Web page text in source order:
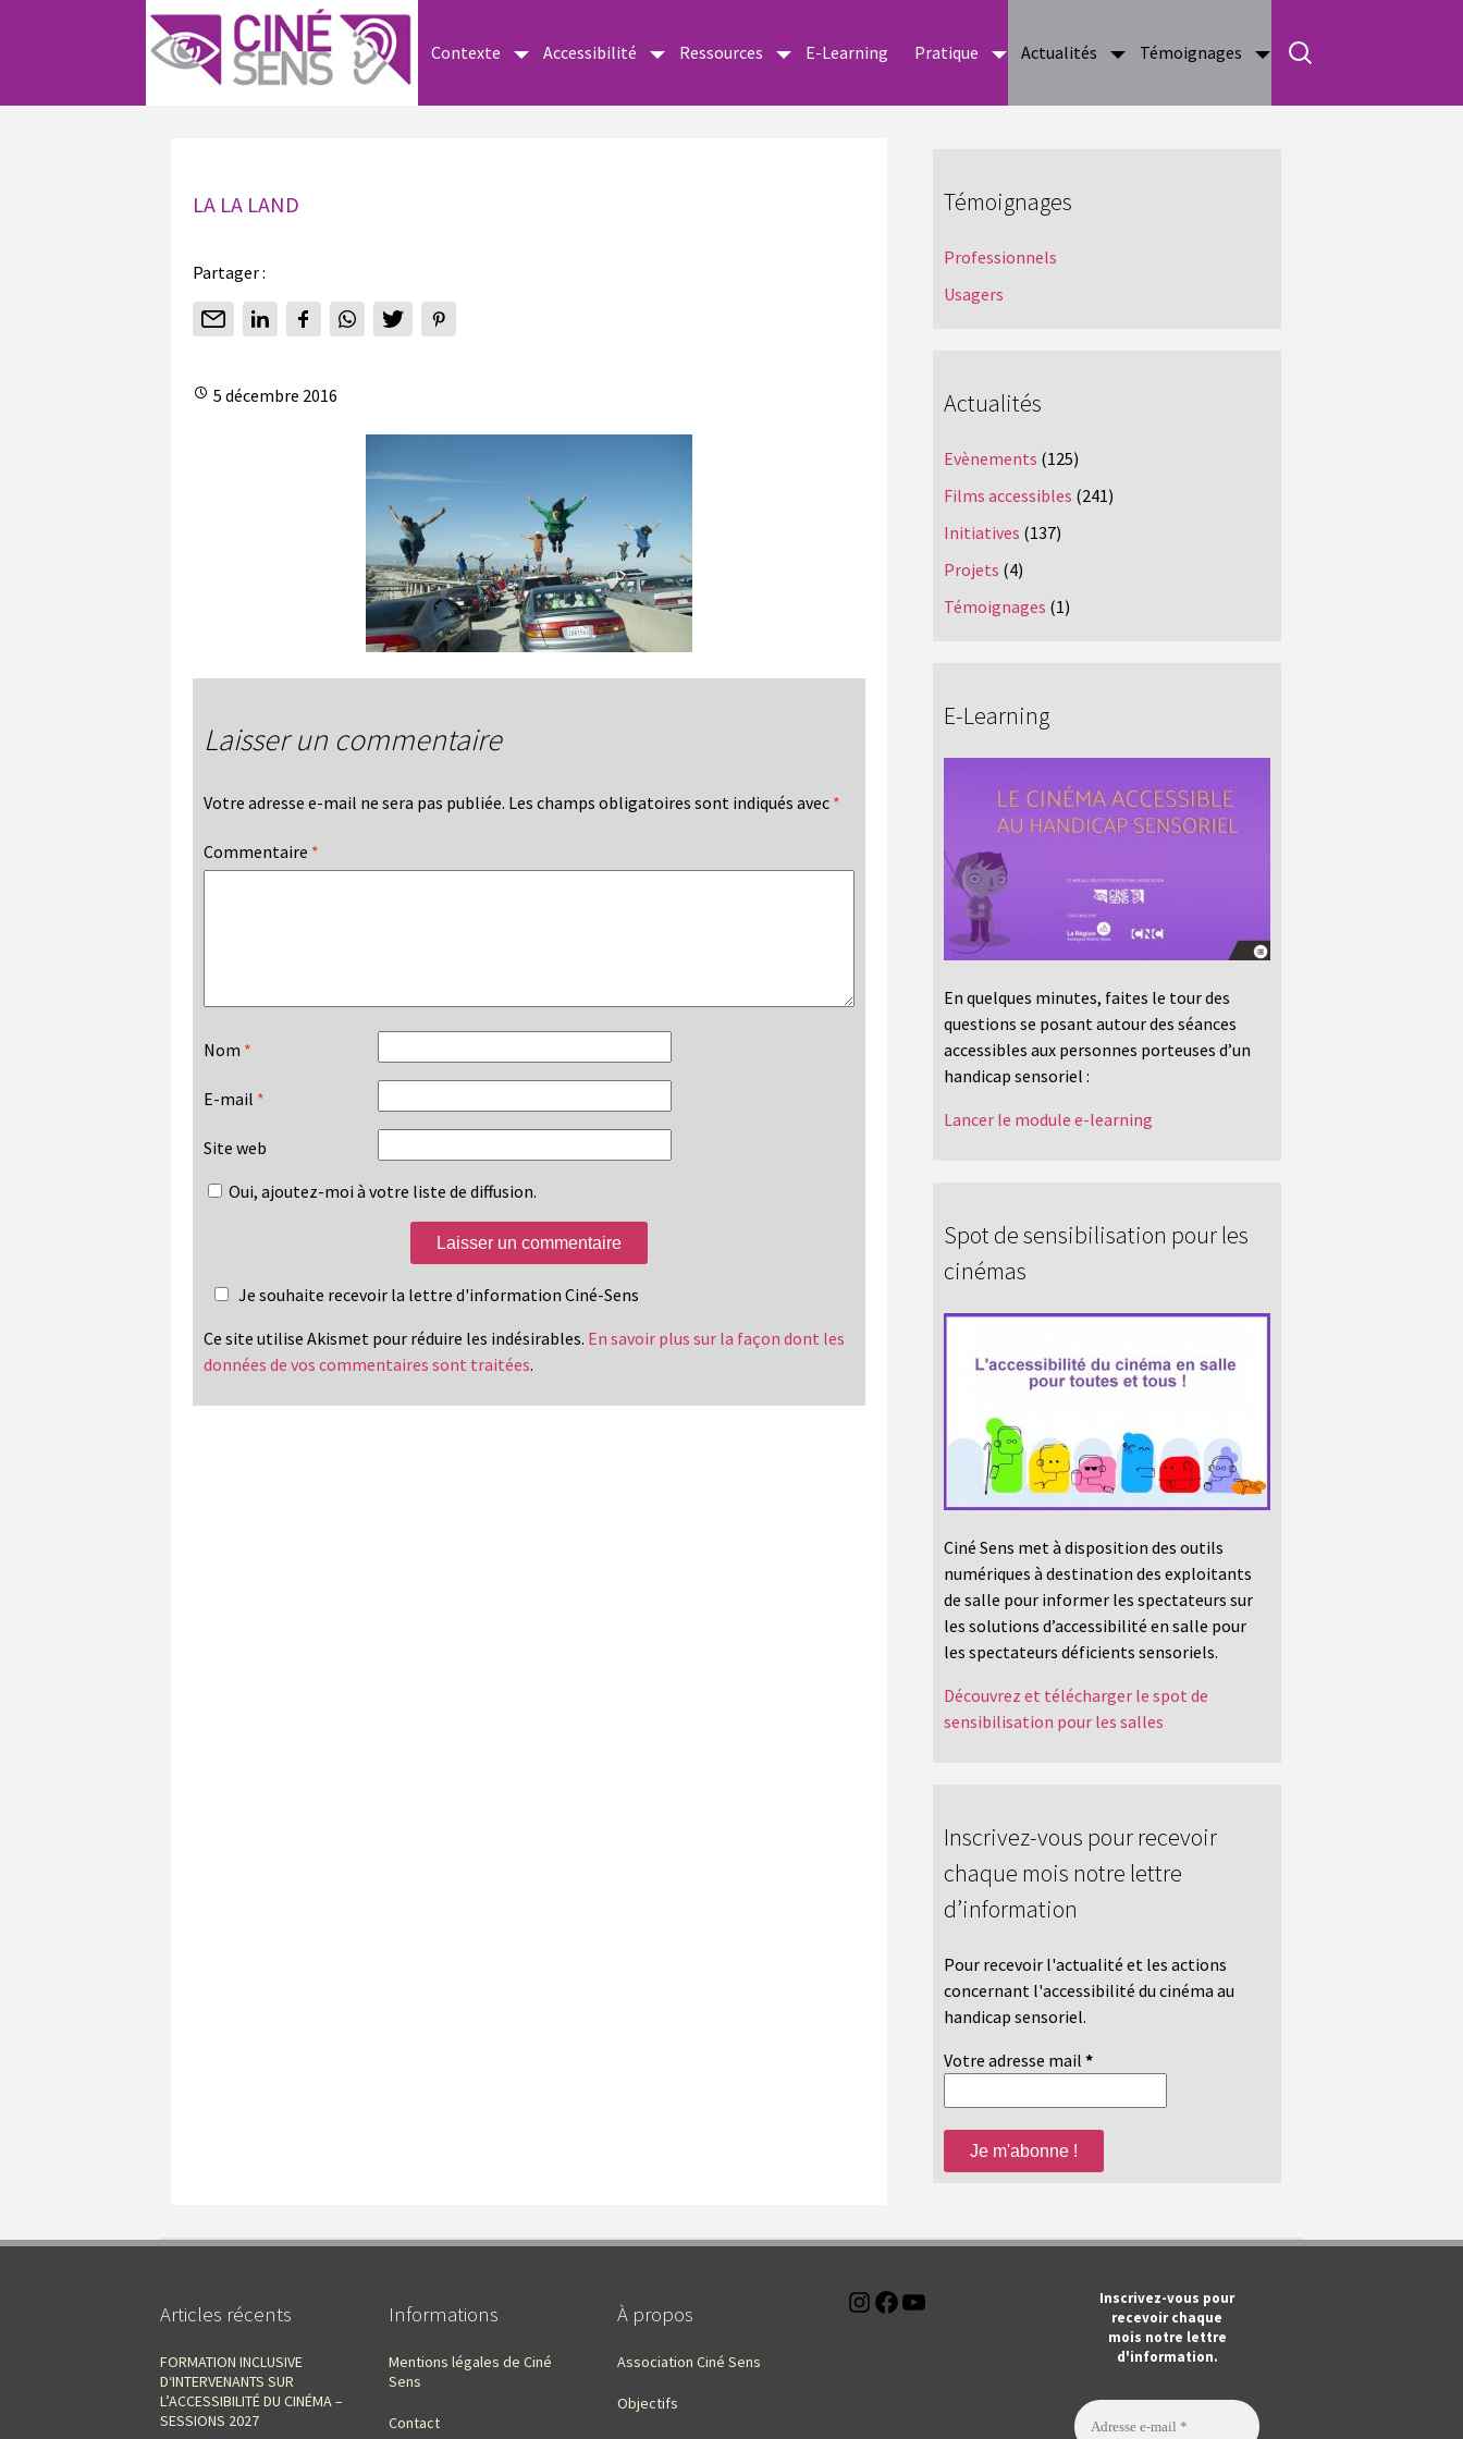
Contexte Accessibilité Ressources E-Learning Pratique Actualités Témoignages
LA LA LAND
Partager :
5 décembre 2016
Laisser un commentaire
Votre adresse e-mail ne sera pas publiée. Les champs obligatoires sont indiqués avec *
Commentaire *
Nom *
E-mail *
Site web
Oui, ajoutez-moi à votre liste de diffusion.
Je souhaite recevoir la lettre d'information Ciné-Sens
Ce site utilise Akismet pour réduire les indésirables. En savoir plus sur la façon dont les
données de vos commentaires sont traitées.
Témoignages
Professionnels
Usagers
Actualités
Evènements (125)
Films accessibles (241)
Initiatives (137)
Projets (4)
Témoignages (1)
E-Learning
En quelques minutes, faites le tour des
questions se posant autour des séances
accessibles aux personnes porteuses d’un
handicap sensoriel :
Lancer le module e-learning
Spot de sensibilisation pour les
cinémas
Ciné Sens met à disposition des outils
numériques à destination des exploitants
de salle pour informer les spectateurs sur
les solutions d’accessibilité en salle pour
les spectateurs déficients sensoriels.
Découvrez et télécharger le spot de
sensibilisation pour les salles
Inscrivez-vous pour recevoir
chaque mois notre lettre
d’information
Pour recevoir l'actualité et les actions
concernant l'accessibilité du cinéma au
handicap sensoriel.
Votre adresse mail *
Articles récents
FORMATION INCLUSIVE
D‘INTERVENANTS SUR
L’ACCESSIBILITÉ DU CINÉMA –
SESSIONS 2027
Informations
Mentions légales de Ciné
Sens
Contact
À propos
Association Ciné Sens
Objectifs
Instagram
Facebook
Inscrivez-vous pour
recevoir chaque
mois notre lettre
d'information.